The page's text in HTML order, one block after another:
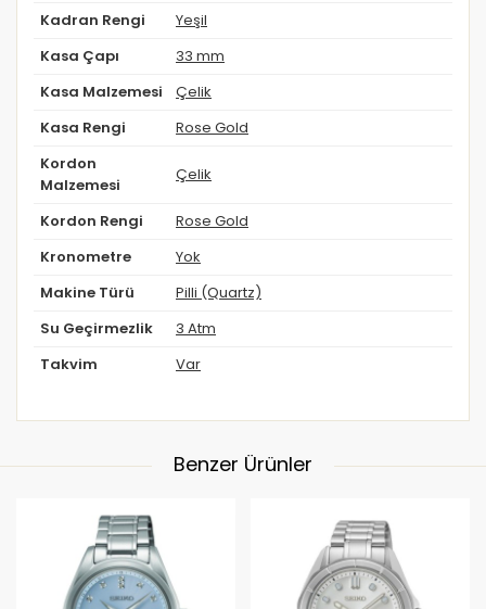
Kadran Rengi Yeşil
Kasa Çapı 33 mm
Kasa Malzemesi Çelik
Kasa Rengi Rose Gold
Kordon
Malzemesi
Çelik
Kordon Rengi Rose Gold
Kronometre Yok
Makine Türü Pilli (Quartz)
Su Geçirmezlik 3 Atm
Takvim Var
Benzer Ürünler